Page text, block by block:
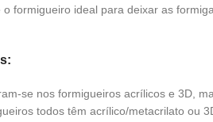
formigueiro ideal para deixar as
se nos formigueiros acrílicos e 3D,
todos têm acrílico/metacrilato ou